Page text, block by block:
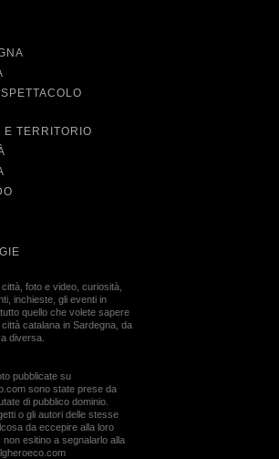
E TERRITORIO
foto e video, curiosità,
inchieste, gli eventi in
quello che volete sapere
catalana in Sardegna, da
diversa.
pubblicate su
sono state prese da
di pubblico dominio.
o gli autori delle stesse
da eccepire alla loro
non esitino a segnalarlo alla